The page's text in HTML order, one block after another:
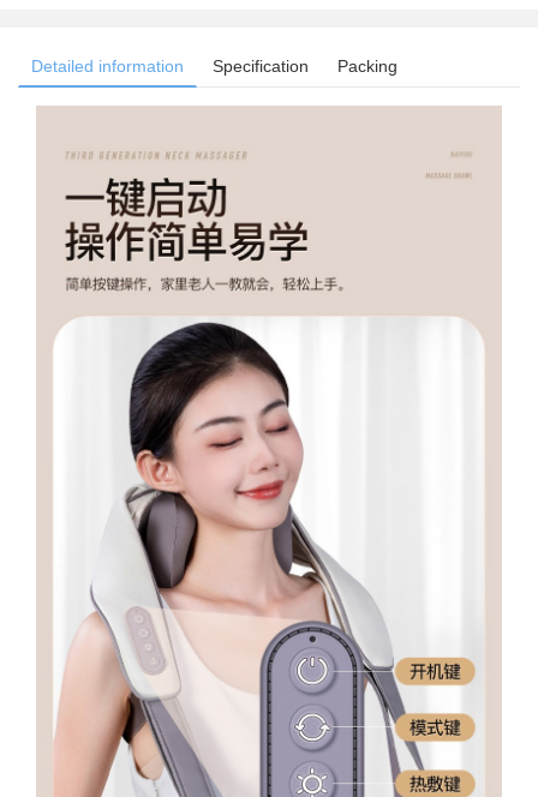
Detailed information Specification Packing